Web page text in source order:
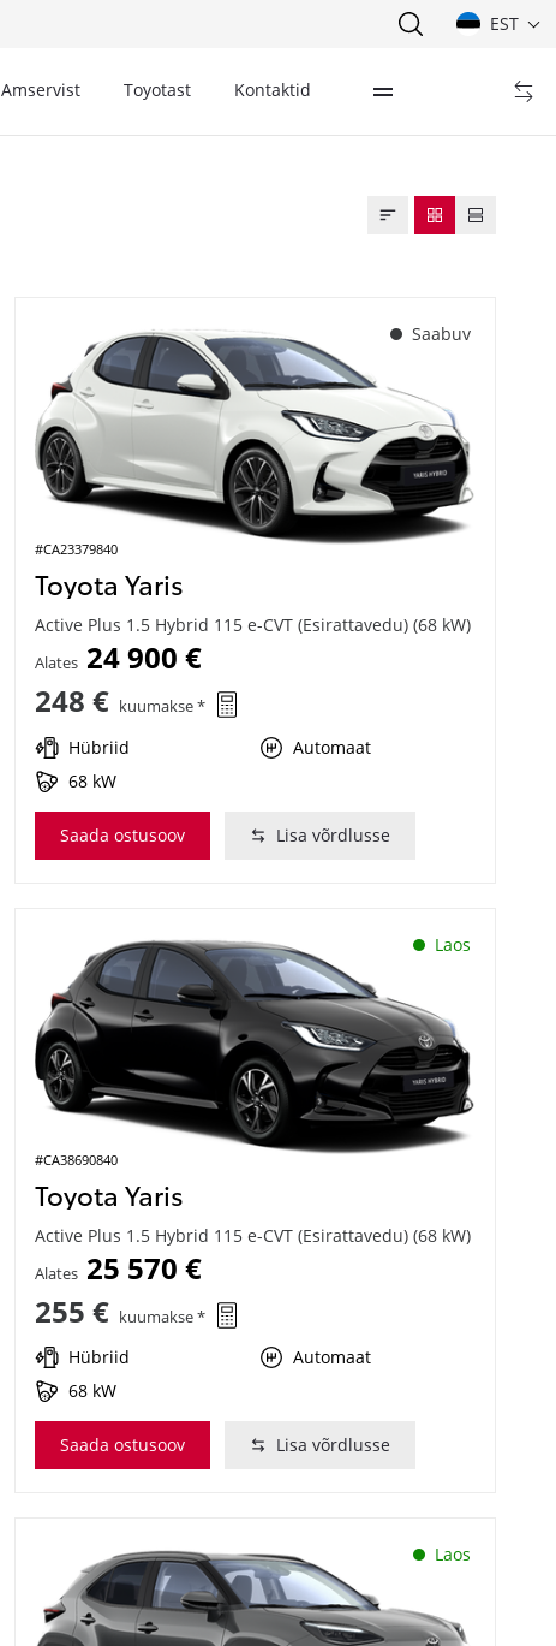
EST
Amservist Toyotast Kontaktid
Saabuv
#CA23379840
Toyota Yaris
Active Plus 1.5 Hybrid 115 e-CVT (Esirattavedu) (68 kW)
Alates 24 900 €
248 € kuumakse *
Hübriid
Automaat
68 kW
Saada ostusoov Lisa võrdlusse
Laos
#CA38690840
Toyota Yaris
Active Plus 1.5 Hybrid 115 e-CVT (Esirattavedu) (68 kW)
Alates 25 570 €
255 € kuumakse *
Hübriid
Automaat
68 kW
Saada ostusoov Lisa võrdlusse
Laos